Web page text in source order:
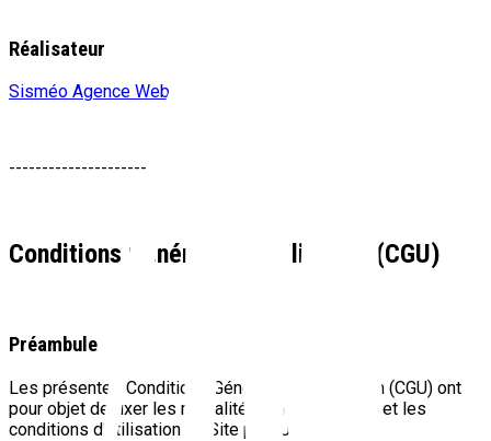
Réalisateur
Sisméo Agence Web Paris
----------------------------
Conditions Générales d’Utilisation (CGU)
Préambule
Les présentes Conditions Générales d’Utilisation (CGU) ont
pour objet de fixer les modalités d’accès au Site et les
conditions d’utilisation du Site par l’Utilisateur.